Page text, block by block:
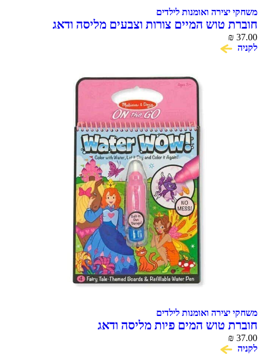
משחקי יצירה ואומנות לילדים
חוברת טוש המיים צורות וצבעים מליסה ודאג
₪ 37.00
לקניה
משחקי יצירה ואומנות לילדים
חוברת טוש המים פיות מליסה ודאג
₪ 37.00
לקניה